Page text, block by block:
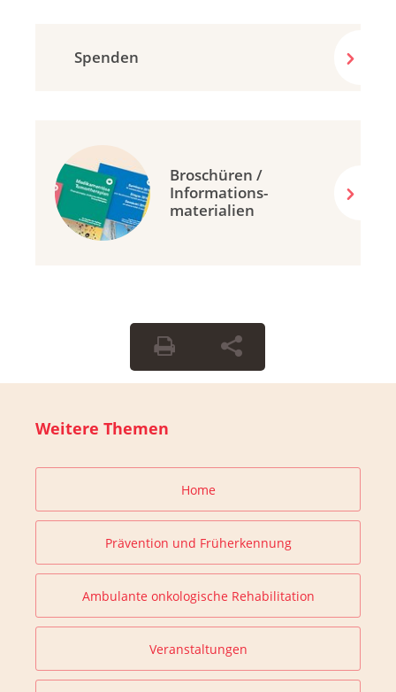
Spenden
Broschüren /
Informations-
materialien
Weitere Themen
Home
Prävention und Früherkennung
Ambulante onkologische Rehabilitation
Veranstaltungen